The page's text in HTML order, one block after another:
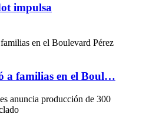
impulsa
a familias en el Boul…